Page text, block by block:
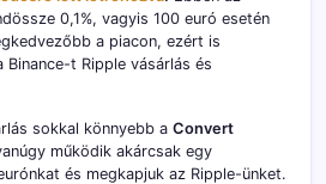
0,1%, vagyis 100 euró esetén
a piacon, ezért is
Binance-t Ripple vásárlás és
sokkal könnyebb a Convert
működik akárcsak egy
és megkapjuk az Ripple-ünket.